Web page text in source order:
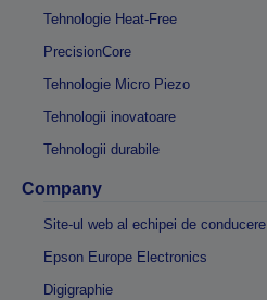
Tehnologie Heat-Free
PrecisionCore
Tehnologie Micro Piezo
Tehnologii inovatoare
Tehnologii durabile
Company
Site-ul web al echipei de conducere
Epson Europe Electronics
Digigraphie